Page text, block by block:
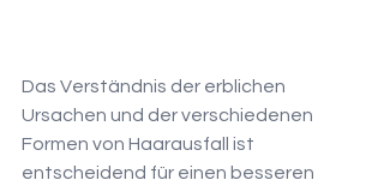
Das Verständnis der erblichen
Ursachen und der verschiedenen
Formen von Haarausfall ist
entscheidend für einen besseren